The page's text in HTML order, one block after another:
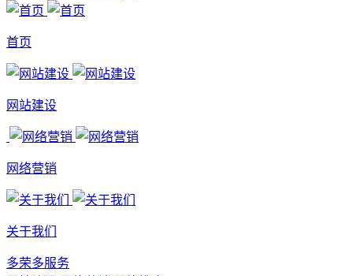
首页
网站建设
网络营销
关于我们
多荣多服务